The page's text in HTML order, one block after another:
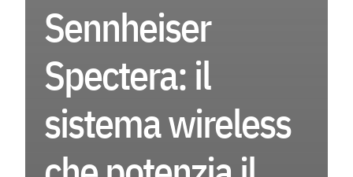
Sennheiser
Spectera: il
sistema wireless